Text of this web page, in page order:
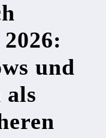
und
als